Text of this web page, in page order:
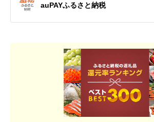
auPAYふるさと納税